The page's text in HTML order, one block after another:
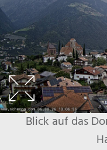
Blick auf das